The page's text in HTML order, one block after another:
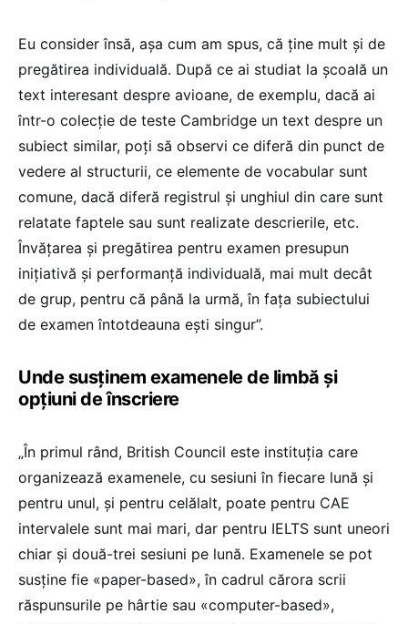
Eu consider însă, așa cum am spus, că ține mult și de
pregătirea individuală. După ce ai studiat la școală un
text interesant despre avioane, de exemplu, dacă ai
într-o colecție de teste Cambridge un text despre un
subiect similar, poți să observi ce diferă din punct de
vedere al structurii, ce elemente de vocabular sunt
comune, dacă diferă registrul și unghiul din care sunt
relatate faptele sau sunt realizate descrierile, etc.
Învățarea și pregătirea pentru examen presupun
inițiativă și performanță individuală, mai mult decât
de grup, pentru că până la urmă, în fața subiectului
de examen întotdeauna ești singur”.
Unde susținem examenele de limbă și
opțiuni de înscriere
„În primul rând, British Council este instituția care
organizează examenele, cu sesiuni în fiecare lună și
pentru unul, și pentru celălalt, poate pentru CAE
intervalele sunt mai mari, dar pentru IELTS sunt uneori
chiar și două-trei sesiuni pe lună. Examenele se pot
susține fie «paper-based», în cadrul cărora scrii
răspunsurile pe hârtie sau «computer-based»,